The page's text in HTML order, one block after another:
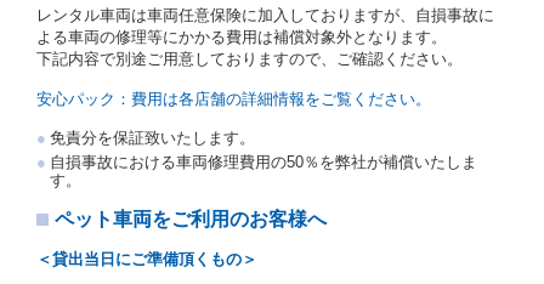
といいます。）の運転免許証の提示を求めるほか、そ
の写しの提出を求めることがあります。この場合、借
受人は、自己が運転者であるときは自己の運転免許証
の運転免許証を提示するものとします。
交通局長通達「レンタカーに関する基本通達」（自
旅第138号 平成7年6月13日）の２．(10)及び(11)の
注２）運転免許証とは、道路交通法第９２条に規定
される運転免許証のうち、道路交通法施行規則第１
９条別記様式第１４の書式の運転免許証をいいま
す。
レンタル車両は車両任意保険に加入しておりますが、自損事故に
よる車両の修理等にかかる費用は補償対象外となります。
下記内容で別途ご用意しておりますので、ご確認ください。
安心パック：費用は各店舗の詳細情報をご覧ください。
免責分を保証致いたします。
自損事故における車両修理費用の50％を弊社が補償いたしま
す。
ペット車両をご利用のお客様へ
＜貸出当日にご準備頂くもの＞